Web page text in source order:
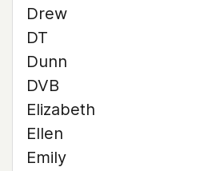
Drew
DT
Dunn
DVB
Elizabeth
Ellen
Emily